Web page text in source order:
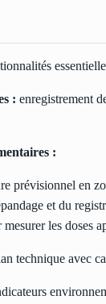
: enregistrement
:
prévisionnel en
et du
les doses
technique avec